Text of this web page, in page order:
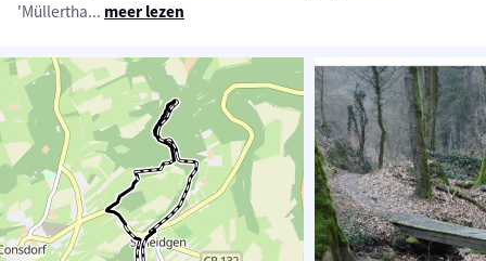
'Müllertha... meer lezen